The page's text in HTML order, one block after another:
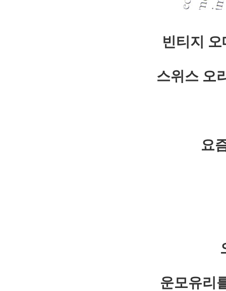
빈티지
스위스 오
요
운모유리